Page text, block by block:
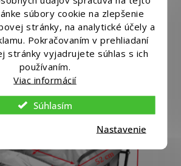
súbory cookie na zlepšenie
stránky, na analytické účely a
Pokračovaním v prehliadaní
stránky vyjadrujete súhlas s ich
používaním.
Viac informácií
Súhlasím
Nastavenie